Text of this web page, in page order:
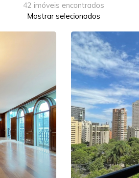
42 imóveis encontrados
Mostrar selecionados